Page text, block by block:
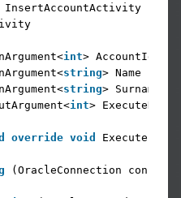
InsertAccountActivity
int> AccountId {
string> Name {
string> Surname {
int>
override void
(OracleConnection conn =